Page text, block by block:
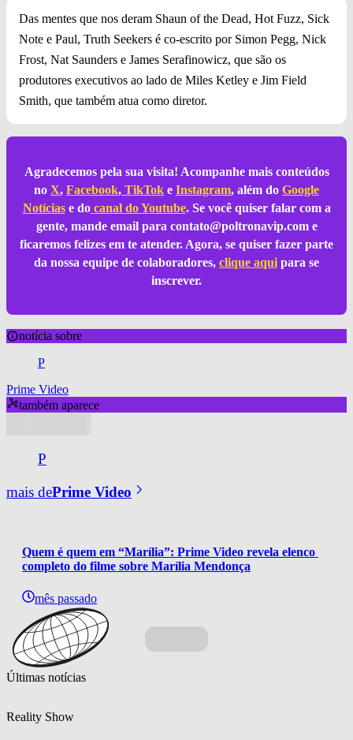
Das mentes que nos deram Shaun of the Dead, Hot Fuzz, Sick
Note e Paul, Truth Seekers é co-escrito por Simon Pegg, Nick
Frost, Nat Saunders e James Serafinowicz, que são os
produtores executivos ao lado de Miles Ketley e Jim Field
Smith, que também atua como diretor.
Agradecemos pela sua visita! Acompanhe mais conteúdos
no X, Facebook, TikTok e Instagram, além do Google
Notíciase docanal do Youtube. Se você quiser falar com a
gente, mande email para contato@poltronavip.come
ficaremos felizes em te atender. Agora, se quiser fazer parte
da nossa equipe de colaboradores, clique aqui para se
inscrever.
notícia sobre
P
Prime Video
também aparece
P
mais dePrime Video
Quem é quem em “Marília”: Prime Video revela elenco
completo do filme sobre Marília Mendonça
mês passado
Últimas notícias
Reality Show